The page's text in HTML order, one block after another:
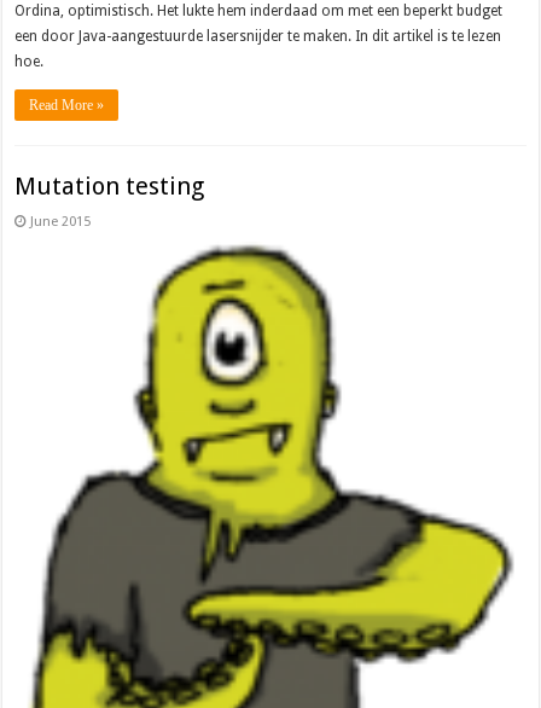
Ordina, optimistisch. Het lukte hem inderdaad om met een beperkt budget
een door Java-aangestuurde lasersnijder te maken. In dit artikel is te lezen
hoe.
Read More »
Mutation testing
June 2015